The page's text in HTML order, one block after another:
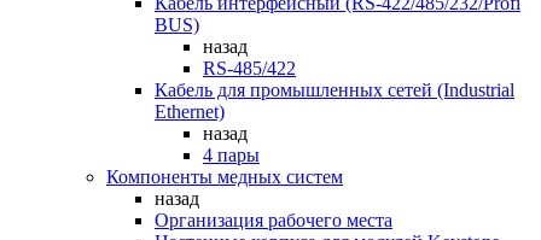
BUS)
назад
RS-485/422
Кабель для промышленных сетей (Industrial
Ethernet)
назад
4 пары
Компоненты медных систем
назад
Организация рабочего места